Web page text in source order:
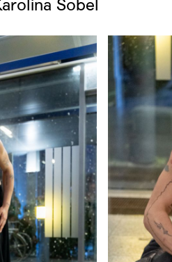
Sobel